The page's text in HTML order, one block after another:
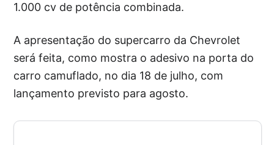
1.000 cv de potência combinada.
A apresentação do supercarro da Chevrolet
será feita, como mostra o adesivo na porta do
carro camuflado, no dia 18 de julho, com
lançamento previsto para agosto.